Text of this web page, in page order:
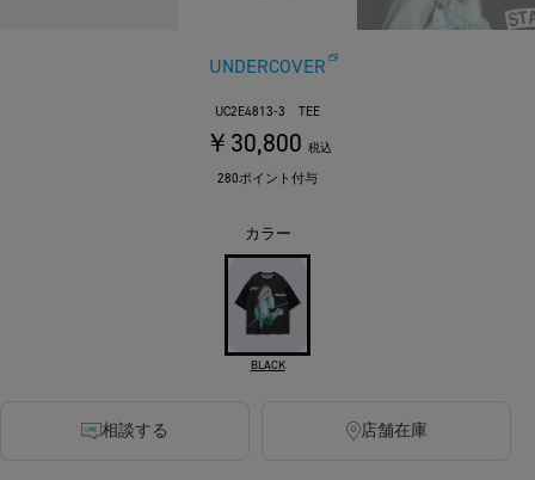
UNDERCOVER
UC2E4813-3 TEE
￥30,800 税込
280ポイント付与
カラー
BLACK
相談する 店舗在庫